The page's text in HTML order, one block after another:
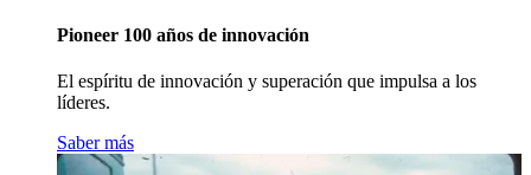
Pioneer 100 años de innovación
El espíritu de innovación y superación que impulsa a los
líderes.
Saber más